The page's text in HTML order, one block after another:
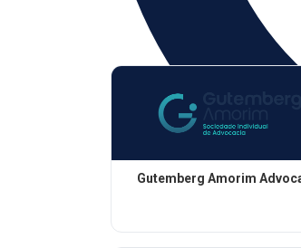
Gutemberg Amorim